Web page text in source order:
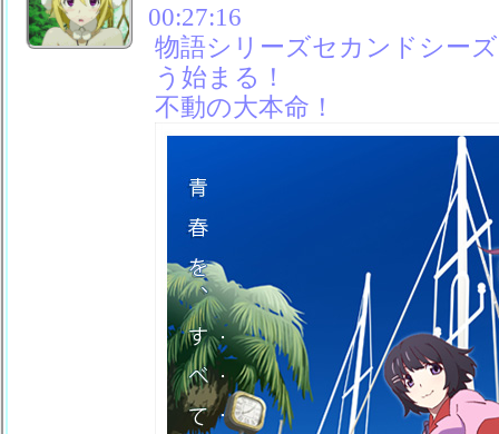
00:27:16
物語シリーズセカンドシー
う始まる！
不動の大本命！